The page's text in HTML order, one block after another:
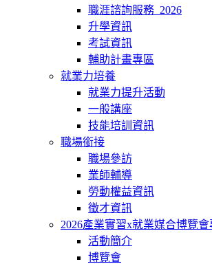
職涯諮詢服務_2026
升學資訊
考試資訊
輔助計畫專區
就業力培養
就業力提升活動
一般講座
技能培訓資訊
職場銜接
職場參訪
業師輔導
勞動權益資訊
徵才資訊
2026產業實習x就業媒合博覽會
活動簡介
博覽會